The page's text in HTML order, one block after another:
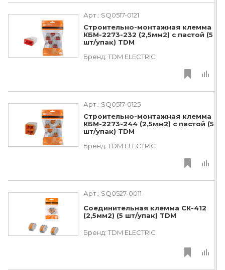
Арт.: SQ0517-0121
Строительно-монтажная клемма
КБМ-2273-232 (2,5мм2) с пастой (5
шт/упак) TDM
Бренд: TDM ЕLECTRIC
Арт.: SQ0517-0125
Строительно-монтажная клемма
КБМ-2273-244 (2,5мм2) с пастой (5
шт/упак) TDM
Бренд: TDM ЕLECTRIC
Арт.: SQ0527-0011
Соединительная клемма СК-412
(2,5мм2) (5 шт/упак) TDM
Бренд: TDM ЕLECTRIC